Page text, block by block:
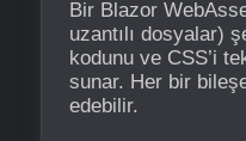
Bir Blazor
uzantılı dosyalar)
kodunu ve CSS’i
sunar. Her bir
edebilir.